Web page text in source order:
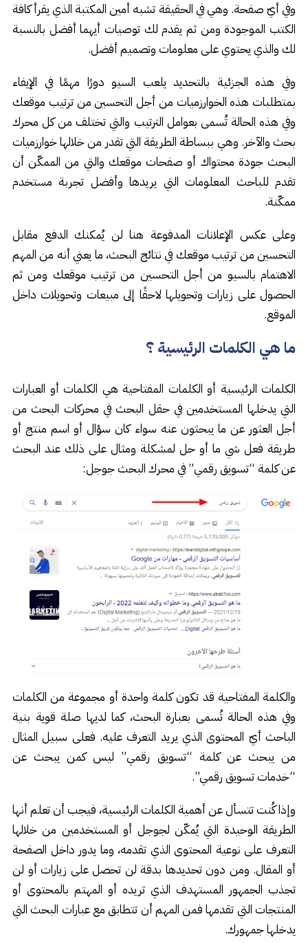
وفي أيّ صفحة. وهي في الحقيقة تشبه أمين المكتبة الذي يقرأ كافة
الكتب الموجودة ومن ثم يقدم لك توصيات أيهما أفضل بالنسبة
لك والذي يحتوي على معلومات وتصميم أفضل.
وفي هذه الجزئية بالتحديد يلعب السيو دورًا مهمًا في الإيفاء
بمتطلبات هذه الخوارزميات من أجل التحسين من ترتيب موقعك
وفي هذه الحالة تُسمى بعوامل الترتيب والتي تختلف من كل محرك
بحث والآخر. وهي ببساطة الطريقة التي تقدر من خلالها خوارزميات
البحث جودة محتواك أو صفحات موقعك والتي من الممكّن أن
تقدم للباحث المعلومات التي يريدها وأفضل تجربة مستخدم
ممكّنة.
وعلى عكس الإعلانات المدفوعة هنا لن يُمكنك الدفع مقابل
التحسين من ترتيب موقعك في نتائج البحث، ما يعني أنه من المهم
الاهتمام بالسيو من أجل التحسين من ترتيب موقعك ومن ثم
الحصول على زيارات وتحويلها لاحقًا إلى مبيعات وتحويلات داخل
الموقع.
ما هي الكلمات الرئيسية ؟
الكلمات الرئيسية أو الكلمات المفتاحية هي الكلمات أو العبارات
التي يدخلها المستخدمين في حقل البحث في محركات البحث من
أجل العثور عن ما يبحثون عنه سواء كان سؤال أو اسم منتج أو
طريقة فعل شي ما أو حل لمشكلة ومثال على ذلك عند البحث
عن كلمة “تسويق رقمي” في محرك البحث جوجل:
والكلمة المفتاحية قد تكون كلمة واحدة أو مجموعة من الكلمات
وفي هذه الحالة تُسمى بعبارة البحث، كما لديها صلة قوية بنية
الباحث أيّ المحتوى الذي يريد التعرف عليه. فعلى سبيل المثال
من يبحث عن كلمة “تسويق رقمي” ليس كمن يبحث عن
“خدمات تسويق رقمي”.
وإذا كُنت تتسأل عن أهمية الكلمات الرئيسية، فيجب أن تعلم أنها
الطريقة الوحيدة التي يُمكّن لجوجل أو المستخدمين من خلالها
التعرف على نوعية المحتوى الذي تقدمه، وما يدور داخل الصفحة
أو المقال. ومن دون تحديدها بدقة لن تحصل على زيارات أو لن
تجذب الجمهور المستهدف الذي تريده أو المهتم بالمحتوى أو
المنتجات التي تقدمها فمن المهم أن تتطابق مع عبارات البحث التي
يدخلها جمهورك.